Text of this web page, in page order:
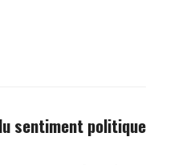
sentiment politique